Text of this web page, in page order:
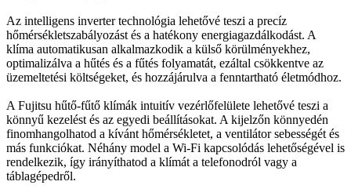
Az intelligens inverter technológia lehetővé teszi a precíz
hőmérsékletszabályozást és a hatékony energiagazdálkodást. A
klíma automatikusan alkalmazkodik a külső körülményekhez,
optimalizálva a hűtés és a fűtés folyamatát, ezáltal csökkentve az
üzemeltetési költségeket, és hozzájárulva a fenntartható életmódhoz.
A Fujitsu hűtő-fűtő klímák intuitív vezérlőfelülete lehetővé teszi a
könnyű kezelést és az egyedi beállításokat. A kijelzőn könnyedén
finomhangolhatod a kívánt hőmérsékletet, a ventilátor sebességét és
más funkciókat. Néhány model a Wi-Fi kapcsolódás lehetőségével is
rendelkezik, így irányíthatod a klímát a telefonodról vagy a
táblagépedről.